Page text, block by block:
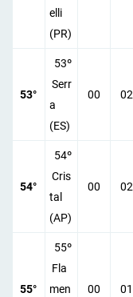
elli
(PR)
53°
53º
Serr
a
(ES)
00 02
54°
54º
Cris
tal
(AP)
00 02
55°
55º
Fla
men
00 01